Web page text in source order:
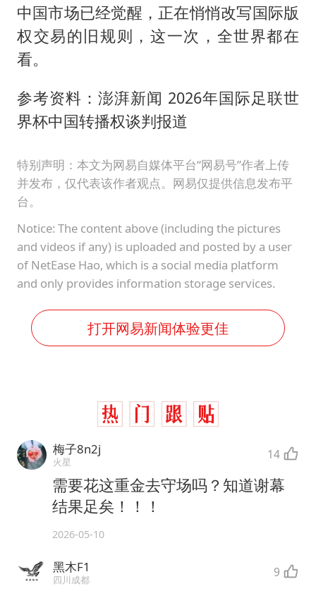
中国市场已经觉醒，正在悄悄改写国际版
权交易的旧规则，这一次，全世界都在
看。
参考资料：澎湃新闻 2026年国际足联世
界杯中国转播权谈判报道
特别声明：本文为网易自媒体平台“网易号”作者上传
并发布，仅代表该作者观点。网易仅提供信息发布平
台。
Notice: The content above (including the pictures
and videos if any) is uploaded and posted by a user
of NetEase Hao, which is a social media platform
and only provides information storage services.
打开网易新闻体验更佳
梅子8n2j
火星 14
需要花这重金去守场吗？知道谢幕
结果足矣！！！
2026-05-10
黑木F1
四川成都 9